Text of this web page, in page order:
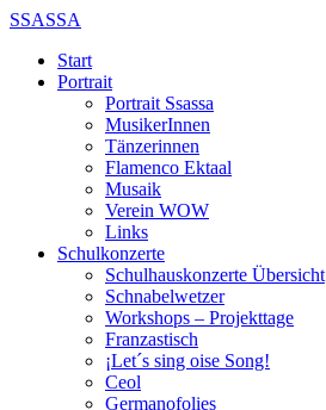
SSASSA
Start
Portrait
Portrait Ssassa
MusikerInnen
Tänzerinnen
Flamenco Ektaal
Musaik
Verein WOW
Links
Schulkonzerte
Schulhauskonzerte Übersicht
Schnabelwetzer
Workshops – Projekttage
Franzastisch
¡Let´s sing oise Song!
Ceol
Germanofolies